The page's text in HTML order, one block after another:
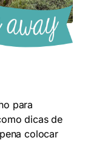
para
dicas de
colocar